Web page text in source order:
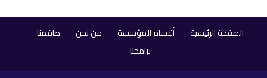
الصفحة الرئيسية أقسام المؤسسة من نحن
طاقمنا
برامجنا